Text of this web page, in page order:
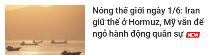
Nóng thế giới ngày 1/6: Iran
giữ thế ở Hormuz, Mỹ vẫn để
ngỏ hành động quân sự